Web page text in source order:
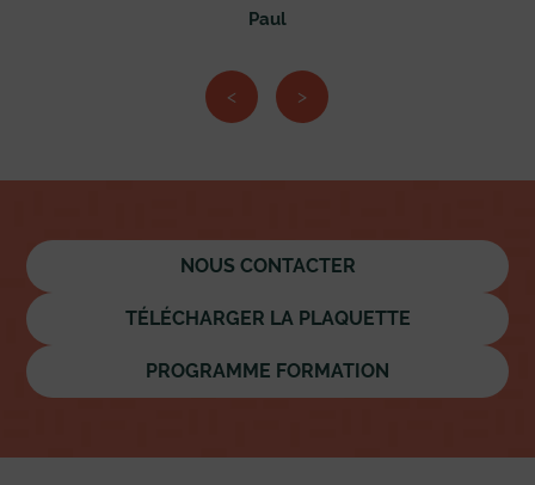
Paul
< >
NOUS CONTACTER
TÉLÉCHARGER LA PLAQUETTE
PROGRAMME FORMATION